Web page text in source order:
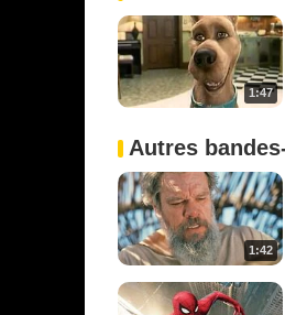
1:47
Autres
1:42